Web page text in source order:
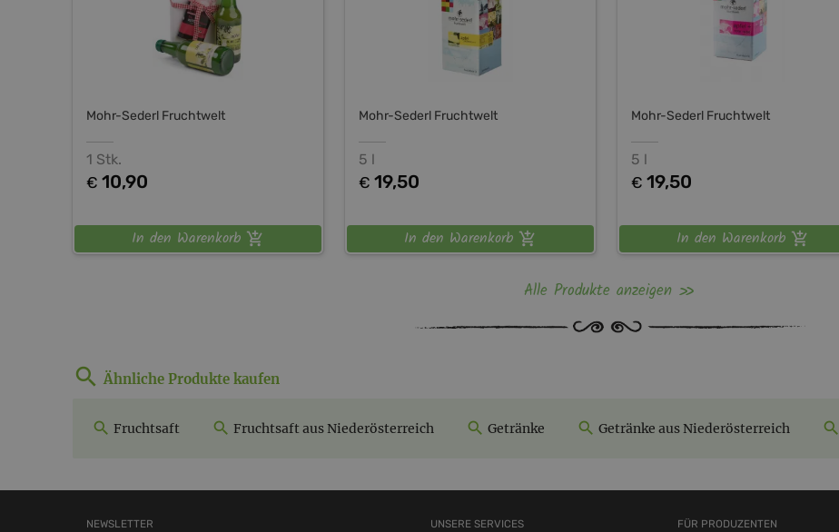
Mohr-Sederl Fruchtwelt
1 Stk.
€ 10,90
In den Warenkorb
Mohr-Sederl Fruchtwelt
5 l
€ 19,50
In den Warenkorb
Mohr-Sederl Fruchtwelt
5 l
€ 19,50
In den Warenkorb
Alle Produkte anzeigen
Ähnliche Produkte kaufen
Fruchtsaft Fruchtsaft aus Niederösterreich Getränke Getränke aus Niederösterreich
NEWSLETTER UNSERE SERVICES FÜR PRODUZENTEN